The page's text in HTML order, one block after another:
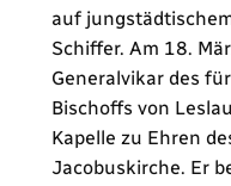
auf
Schiffer. Am 18.
Generalvikar des
Bischoffs von
Kapelle zu Ehren
Jacobuskirche. Er